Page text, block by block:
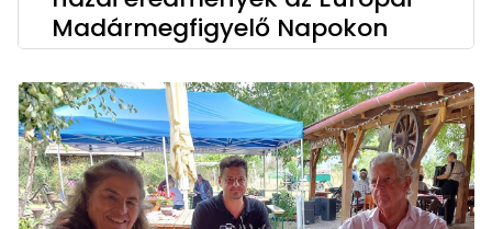
Madármegfigyelő Napokon